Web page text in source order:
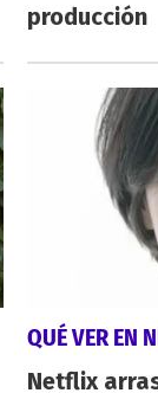
producción
QUÉ VER EN
Netflix